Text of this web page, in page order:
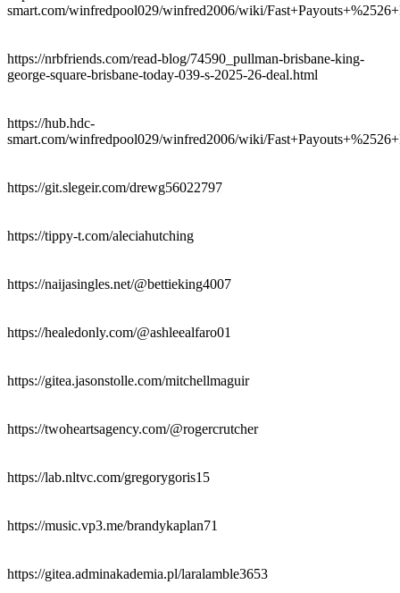
smart.com/winfredpool029/winfred2006/wiki/
https://nrbfriends.com/read-blog/74590_pullman-brisbane-king-
george-square-brisbane-today-039-s-2025-26-deal.html
https://hub.hdc-
smart.com/winfredpool029/winfred2006/wiki/
https://git.slegeir.com/drewg56022797
https://tippy-t.com/aleciahutching
https://naijasingles.net/@bettieking4007
https://healedonly.com/@ashleealfaro01
https://gitea.jasonstolle.com/mitchellmaguir
https://twoheartsagency.com/@rogercrutcher
https://lab.nltvc.com/gregorygoris15
https://music.vp3.me/brandykaplan71
https://gitea.adminakademia.pl/laralamble3653